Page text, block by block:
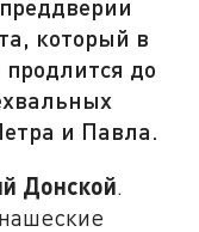
который в
до
и Павла.
Донской.